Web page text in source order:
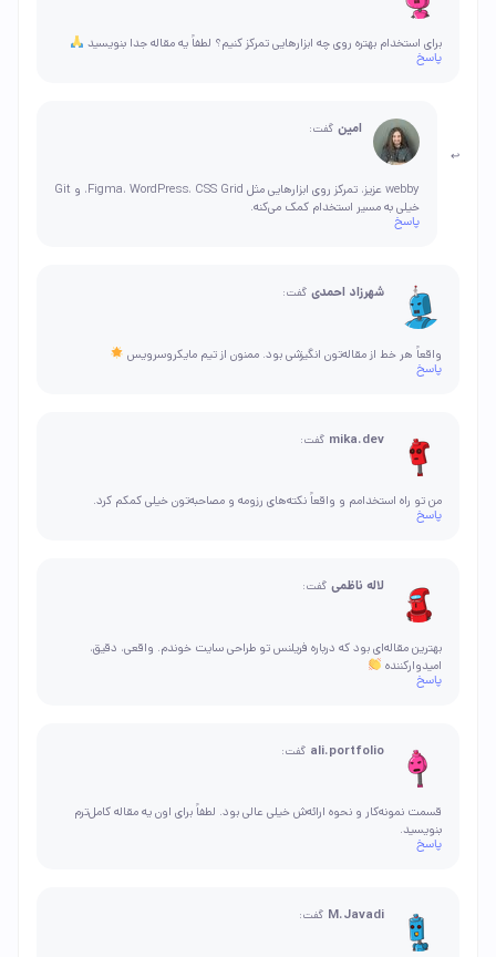
برای استخدام بهتره روی چه ابزارهایی تمرکز کنیم؟ لطفاً یه مقاله جدا بنویسید
پاسخ
امین گفت:
webby عزیز، تمرکز روی ابزارهایی مثل Figma، WordPress، CSS Grid، و Git
خیلی به مسیر استخدام کمک می‌کنه.
پاسخ
شهرزاد احمدی گفت:
واقعاً هر خط از مقاله‌تون انگیزشی بود. ممنون از تیم مایکروسرویس
پاسخ
mika.dev گفت:
من تو راه استخدامم و واقعاً نکته‌های رزومه و مصاحبه‌تون خیلی کمکم کرد.
پاسخ
لاله ناظمی گفت:
بهترین مقاله‌ای بود که درباره فریلنس تو طراحی سایت خوندم. واقعی، دقیق،
امیدوارکننده
پاسخ
ali.portfolio گفت:
قسمت نمونه‌کار و نحوه ارائه‌ش خیلی عالی بود. لطفاً برای اون یه مقاله کامل‌ترم
بنویسید.
پاسخ
M.Javadi گفت: